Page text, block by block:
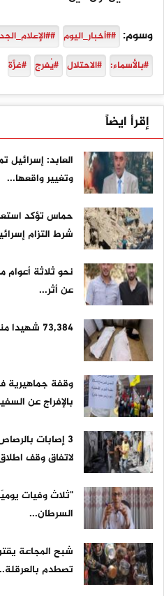
وسوم: ##أخبار_اليوم
#بالأسماء: #الاحتلال #يُفرج #غزَّة
إقرأ ايضاً
العابد:
وتغيير واقعها...
حماس تؤكد
شرط التزام
نحو ثلاثة أعوام
عن أثر...
73,384 شهيدا منذ بدء حرب الإبادة على غزة
وقفة جماهيرية
بالإفراج عن
3 إصابات
لاتفاق وقف
"ثلاث وفيات
السرطان...
شبح المجاعة
تصطدم